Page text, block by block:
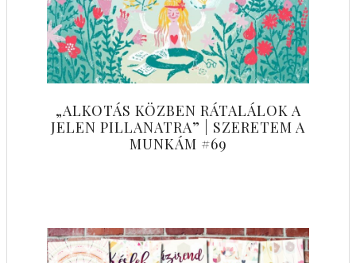
„ALKOTÁS KÖZBEN RÁTALÁLOK A
JELEN PILLANATRA” | SZERETEM A
MUNKÁM #69